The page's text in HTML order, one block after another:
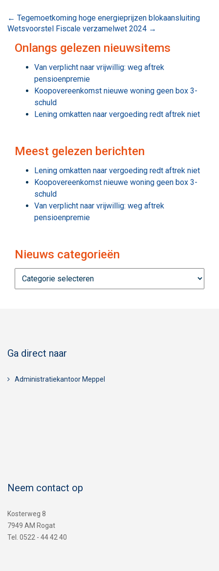
Bericht
navigatie
← Tegemoetkoming hoge energieprijzen blokaansluiting
Wetsvoorstel Fiscale verzamelwet 2024 →
Onlangs gelezen nieuwsitems
Van verplicht naar vrijwillig: weg aftrek
pensioenpremie
Koopovereenkomst nieuwe woning geen box 3-
schuld
Lening omkatten naar vergoeding redt aftrek niet
Meest gelezen berichten
Lening omkatten naar vergoeding redt aftrek niet
Koopovereenkomst nieuwe woning geen box 3-
schuld
Van verplicht naar vrijwillig: weg aftrek
pensioenpremie
Nieuws categorieën
categorieën
Ga direct naar
Administratiekantoor Meppel
Neem contact op
Kosterweg 8
7949 AM Rogat
Tel. 0522 - 44 42 40